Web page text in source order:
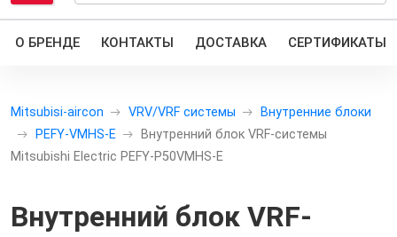
О БРЕНДЕ КОНТАКТЫ ДОСТАВКА СЕРТИФИКАТЫ
Mitsubisi-aircon VRV/VRF системы
Внутренние блоки
PEFY-VMHS-E
Внутренний блок VRF-системы
Mitsubishi Electric PEFY-P50VMHS-E
Внутренний блок VRF-